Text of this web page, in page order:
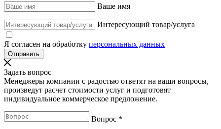
Ваше имя
Интересующий товар/услуга
Я согласен на обработку персональных данных
Задать вопрос
Менеджеры компании с радостью ответят на ваши вопросы,
произведут расчет стоимости услуг и подготовят
индивидуальное коммерческое предложение.
Вопрос *